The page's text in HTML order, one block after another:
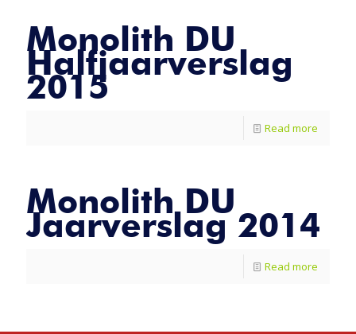
Monolith DU
Halfjaarverslag
2015
Read more
Monolith DU
Jaarverslag 2014
Read more